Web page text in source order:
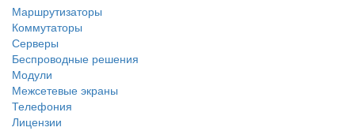
Маршрутизаторы
Коммутаторы
Серверы
Беспроводные решения
Модули
Межсетевые экраны
Телефония
Лицензии